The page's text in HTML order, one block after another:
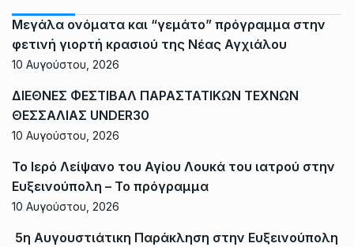
Μεγάλα ονόματα και “γεμάτο” πρόγραμμα στην
φετινή γιορτή κρασιού της Νέας Αγχιάλου
10 Αυγούστου, 2026
ΔΙΕΘΝΕΣ ΦΕΣΤΙΒΑΛ ΠΑΡΑΣΤΑΤΙΚΩΝ ΤΕΧΝΩΝ
ΘΕΣΣΑΛΙΑΣ UNDER30
10 Αυγούστου, 2026
Το Ιερό Λείψανο του Αγίου Λουκά του ιατρού στην
Ευξεινούπολη – Το πρόγραμμα
10 Αυγούστου, 2026
5η Αυγουστιάτικη Παράκληση στην Ευξεινούπολη